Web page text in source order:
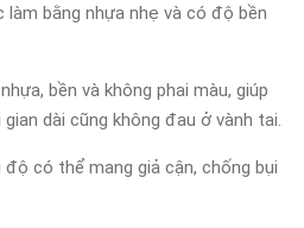
làm bằng nhựa nhẹ và có độ bền
bền và không phai màu, giúp
dài cũng không đau ở vành tai.
có thể mang giả cận, chống bụi